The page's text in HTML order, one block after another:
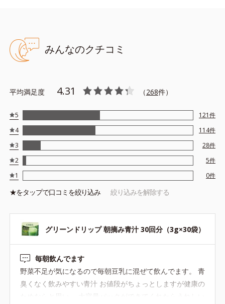
みんなのクチコミ
平均満足度 4.31 （268件）
5 121件
4
114件
3
28件
2
5件
1
0件
★をタップで口コミを絞り込み 絞り込みを解除する
グリーンドリップ 朝摘み青汁 30回分（3g×30袋）
毎朝飲んでます
野菜不足が気になるので毎朝豆乳に混ぜて飲んでます。 青
臭くなく飲みやすい青汁 お値段がちょっとしますが健康の